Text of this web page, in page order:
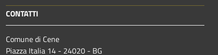
CONTATTI
Comune di Cene
Piazza Italia 14 - 24020 - BG